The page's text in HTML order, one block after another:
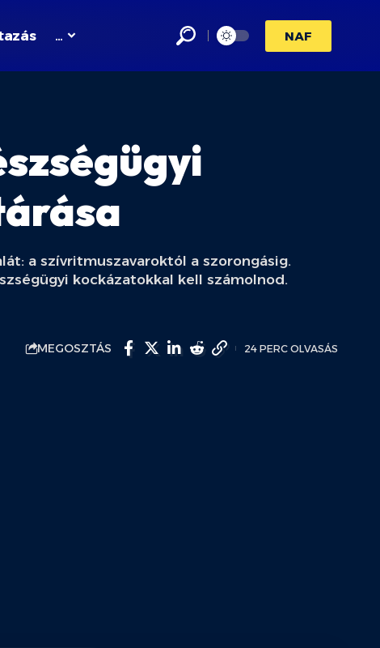
… NAF
a szívritmuszavaroktól a szorongásig.
kockázatokkal kell számolnod.
MEGOSZTÁS 24 PERC OLVASÁS